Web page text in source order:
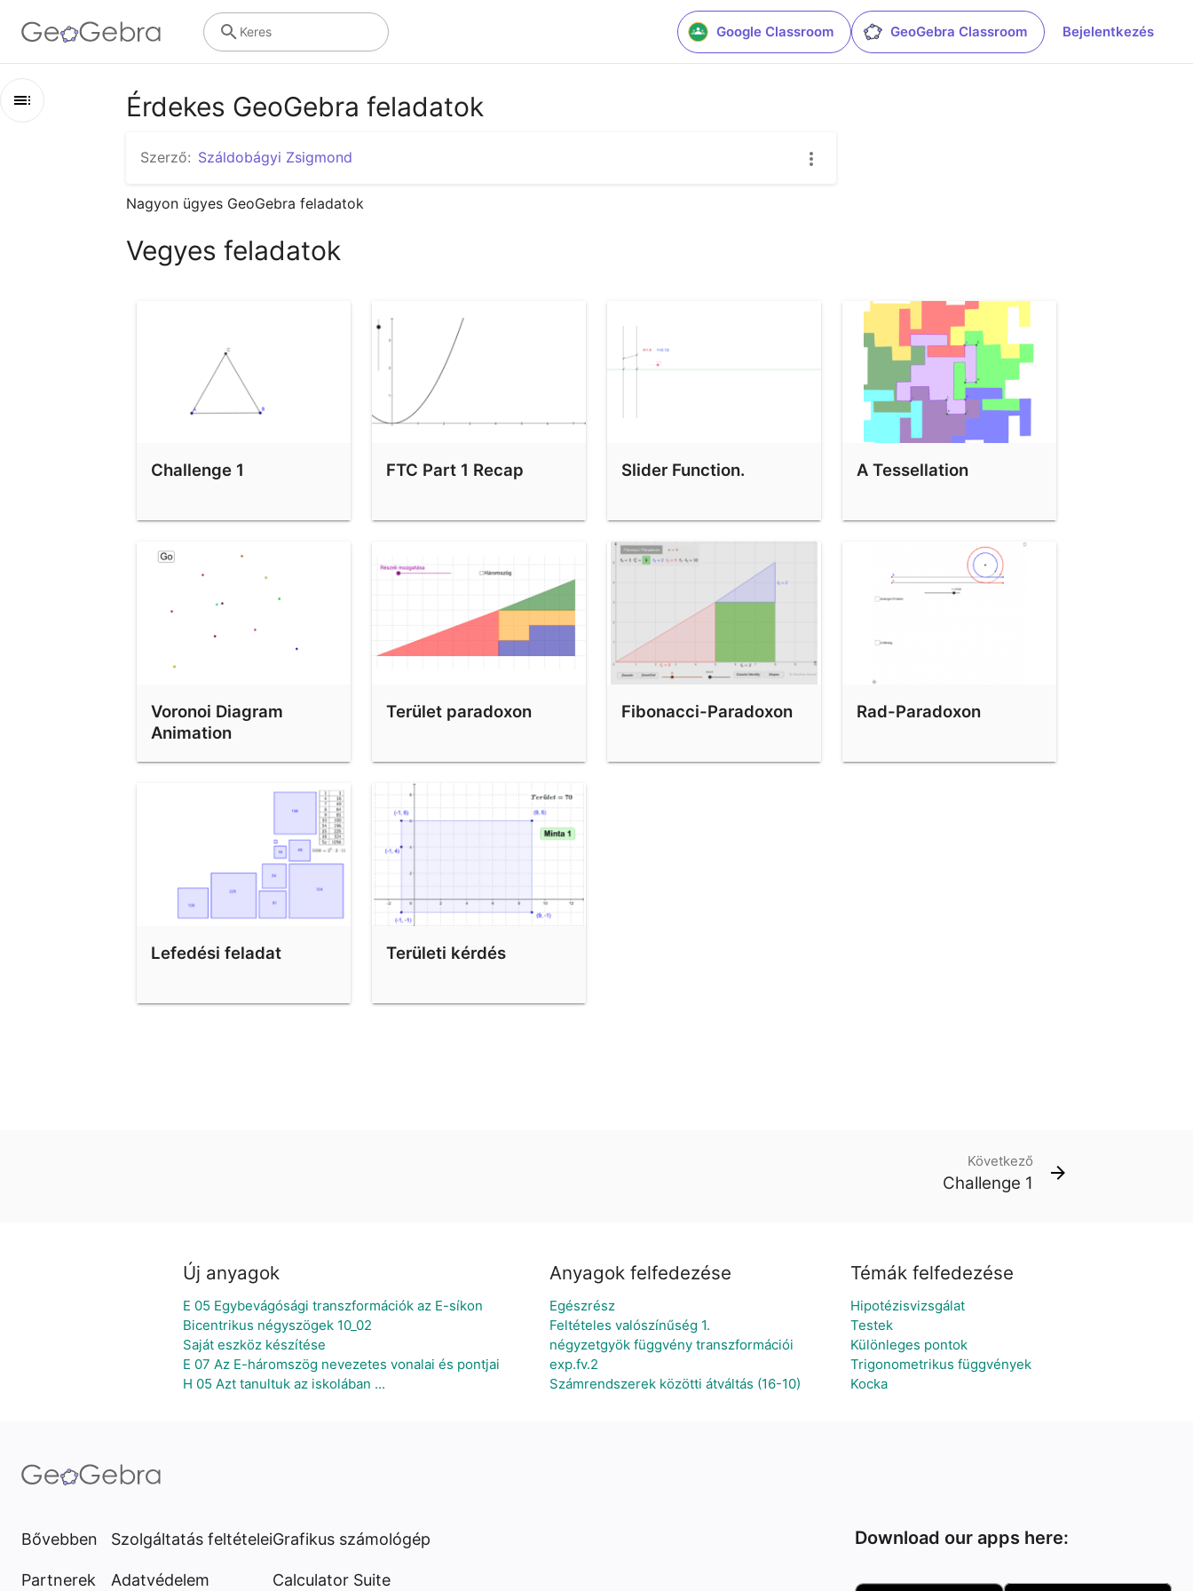
Google Classroom GeoGebra Classroom Bejelentkezés
Keres
Vegyes feladatok
Érdekes GeoGebra feladatok
Szerző: Száldobágyi Zsigmond
Nagyon ügyes GeoGebra feladatok
Vegyes feladatok
Challenge 1 FTC Part 1 Recap Slider Function. A Tessellation
Voronoi Diagram
Animation
Terület paradoxon Fibonacci-Paradoxon Rad-Paradoxon
Lefedési feladat Területi kérdés
Következő
Challenge 1
Új anyagok
E 05 Egybevágósági transzformációk az E-síkon
Bicentrikus négyszögek 10_02
Saját eszköz készítése
E 07 Az E-háromszög nevezetes vonalai és pontjai
H 05 Azt tanultuk az iskolában ...
Anyagok felfedezése
Egészrész
Feltételes valószínűség 1.
négyzetgyök függvény transzformációi
exp.fv.2
Számrendszerek közötti átváltás (16-10)
Témák felfedezése
Hipotézisvizsgálat
Testek
Különleges pontok
Trigonometrikus függvények
Kocka
Bővebben
Partnerek
Szolgáltatás feltételei
Adatvédelem
Grafikus számológép
Calculator Suite
Download our apps here: